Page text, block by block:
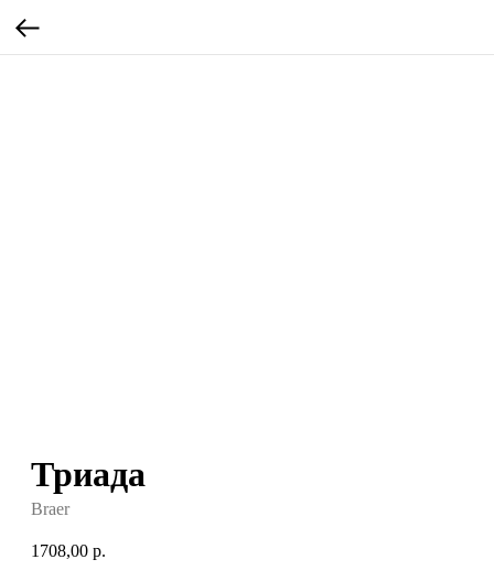
Триада
Braer
1708,00 р.